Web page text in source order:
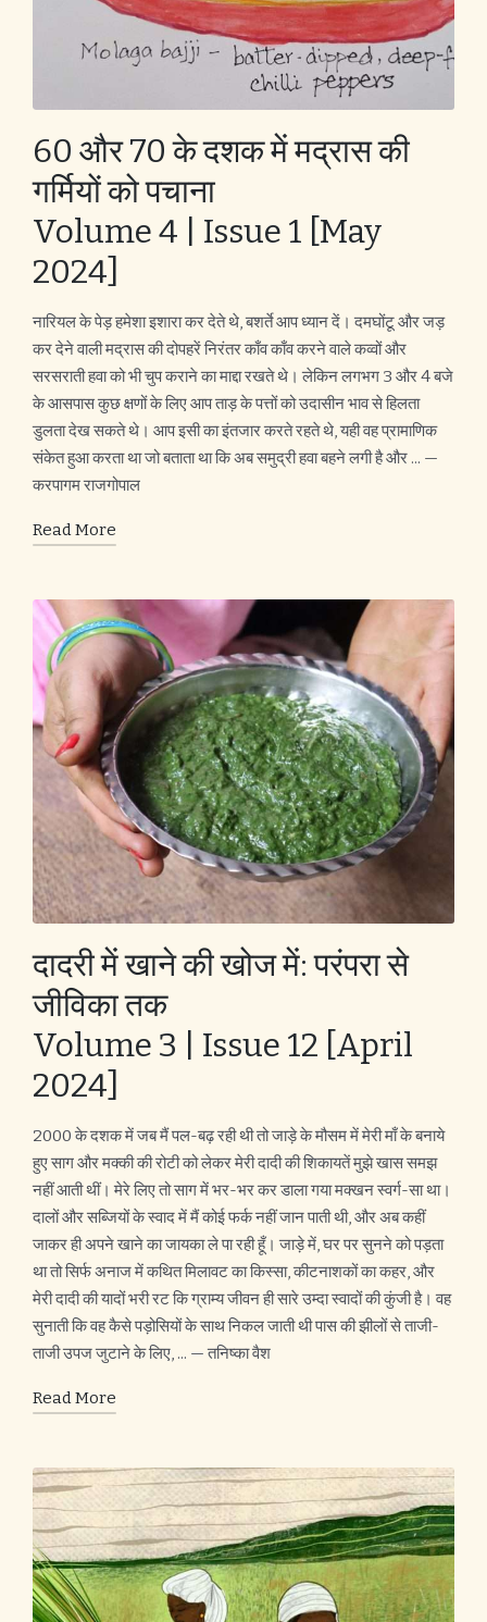
60 और 70 के दशक में मद्रास की
गर्मियों को पचाना
Volume 4 | Issue 1 [May
2024]
नारियल के पेड़ हमेशा इशारा कर देते थे, बशर्ते आप ध्यान दें। दमघोंटू और जड़
कर देने वाली मद्रास की दोपहरें निरंतर काँव काँव करने वाले कव्वों और
सरसराती हवा को भी चुप कराने का माद्दा रखते थे। लेकिन लगभग 3 और 4 बजे
के आसपास कुछ क्षणों के लिए आप ताड़ के पत्तों को उदासीन भाव से हिलता
डुलता देख सकते थे। आप इसी का इंतजार करते रहते थे, यही वह प्रामाणिक
संकेत हुआ करता था जो बताता था कि अब समुद्री हवा बहने लगी है और ... —
करपागम राजगोपाल
Read More
दादरी में खाने की खोज में: परंपरा से
जीविका तक
Volume 3 | Issue 12 [April
2024]
2000 के दशक में जब मैं पल-बढ़ रही थी तो जाड़े के मौसम में मेरी माँ के बनाये
हुए साग और मक्की की रोटी को लेकर मेरी दादी की शिकायतें मुझे खास समझ
नहीं आती थीं। मेरे लिए तो साग में भर-भर कर डाला गया मक्खन स्वर्ग-सा था।
दालों और सब्जियों के स्वाद में मैं कोई फर्क नहीं जान पाती थी, और अब कहीं
जाकर ही अपने खाने का जायका ले पा रही हूँ। जाड़े में, घर पर सुनने को पड़ता
था तो सिर्फ अनाज में कथित मिलावट का किस्सा, कीटनाशकों का कहर, और
मेरी दादी की यादों भरी रट कि ग्राम्य जीवन ही सारे उम्दा स्वादों की कुंजी है। वह
सुनाती कि वह कैसे पड़ोसियों के साथ निकल जाती थी पास की झीलों से ताजी-
ताजी उपज जुटाने के लिए, ... — तनिष्का वैश
Read More